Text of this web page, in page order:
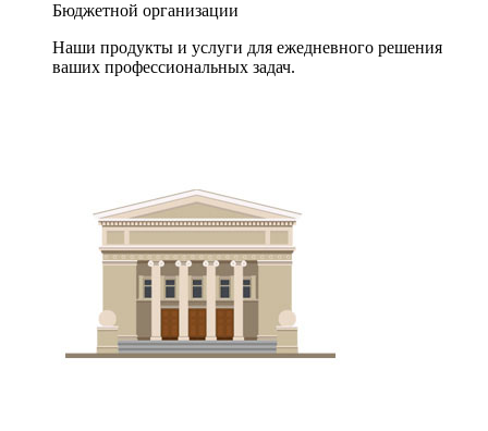
Бюджетной организации
Наши продукты и услуги для ежедневного решения
ваших профессиональных задач.